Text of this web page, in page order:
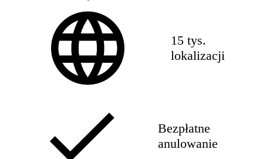
15 tys.
lokalizacji
Bezpłatne
anulowanie